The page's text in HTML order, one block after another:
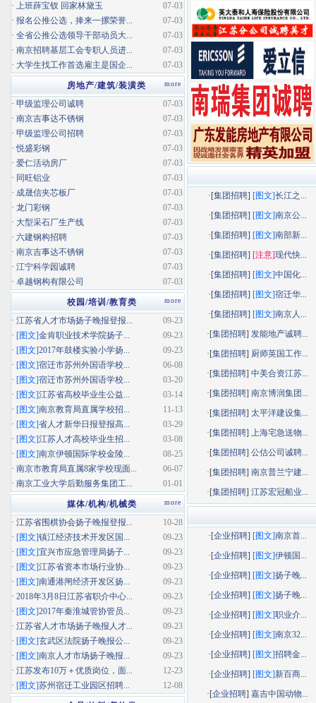
·[集团招聘] [图文]长江之...
·[集团招聘] [图文]南京公...
·[集团招聘] [图文]南部新...
·[集团招聘] [注意]现代快...
·[集团招聘] [图文]中国化...
·[集团招聘] [图文]宿迁华...
·[集团招聘] [图文]南京人...
·[集团招聘]发能地产诚聘...
·[集团招聘] 厨师英国工作...
·[集团招聘]中美合资江苏...
·[集团招聘]南京博润集团...
·[集团招聘]太平洋建设集...
·[集团招聘]上海宅急送物...
·[集团招聘]公估公司诚聘...
·[集团招聘]南京普兰宁建...
·[集团招聘]江苏宏冠船业...
·[企业招聘] [图文]南京首...
·[企业招聘] [图文]伊顿国...
·[企业招聘] [图文]扬子晚...
·[企业招聘] [图文]扬子晚...
·[企业招聘] [图文]职业介...
·[企业招聘] [图文]南京32...
·[企业招聘] [图文]招聘金...
·[企业招聘] [图文]新百商...
·[企业招聘]嘉吉中国动物...
07-03
· 上班薛宝钗 回家林黛玉
07-03
· 报名公推公选，捧来一摞荣誉...
07-03
· 全省公推公选领导干部动员大...
07-03
· 南京招聘基层工会专职人员进...
07-03
· 大学生找工作首选雇主是国企...
more
房地产/建筑/装潢类
07-03
· 甲级监理公司诚聘
07-03
· 南京吉事达不锈钢
07-03
· 甲级监理公司招聘
07-03
·悦盛彩钢
07-03
· 爱仁活动房厂
07-03
· 同旺铝业
07-03
· 成晟信夹芯板厂
07-03
· 龙门彩钢
07-03
· 大型采石厂生产线
07-03
· 六建钢构招聘
07-03
· 南京吉事达不锈钢
07-03
· 江宁科学园诚聘
07-03
· 卓越钢构有限公司
more
校园/培训/教育类
09-23
· 江苏省人才市场扬子晚报登报...
09-23
· [图文]金肯职业技术学院扬子...
09-23
· [图文]2017年鼓楼实验小学扬...
06-08
· [图文]宿迁市苏州外国语学校...
03-20
· [图文]宿迁市苏州外国语学校...
03-14
· [图文]江苏省高校毕业生公益...
11-13
· [图文]南京教育局直属学校招...
03-29
· [图文]省人才新华日报登报高...
03-08
· [图文]江苏人才高校毕业生招...
08-25
· [图文]南京伊顿国际学校金陵...
06-07
· 南京市教育局直属8家学校现面...
01-01
· 南京工业大学后勤服务集团工...
more
媒体/机构/机械类
10-28
· 江苏省围棋协会扬子晚报登报...
09-23
· [图文]镇江经济技术开发区国...
09-23
· [图文]宜兴市应急管理局扬子...
09-23
· [图文]江苏省资本市场行业协...
09-23
· [图文]南通港闸经济开发区扬...
09-23
· 2018年3月8日江苏省职介中心...
09-23
· [图文]2017年秦淮城管协管员...
09-23
· 江苏省人才市场扬子晚报人才...
09-23
· [图文]玄武区法院扬子晚报公...
09-23
· [图文]南京人才市场扬子晚报...
12-23
· 江苏发布10万＋优质岗位，面...
12-08
· [图文]苏州宿迁工业园区招聘...